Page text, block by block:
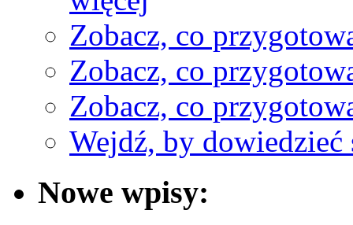
Zobacz, co
Zobacz, co
Zobacz, co
Wejdź, by dowiedzieć
Nowe wpisy: